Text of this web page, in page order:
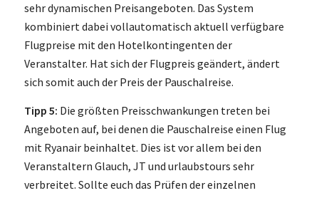
sehr dynamischen Preisangeboten. Das System
kombiniert dabei vollautomatisch aktuell verfügbare
Flugpreise mit den Hotelkontingenten der
Veranstalter. Hat sich der Flugpreis geändert, ändert
sich somit auch der Preis der Pauschalreise.
Tipp 5: Die größten Preisschwankungen treten bei
Angeboten auf, bei denen die Pauschalreise einen Flug
mit Ryanair beinhaltet. Dies ist vor allem bei den
Veranstaltern Glauch, JT und urlaubstours sehr
verbreitet. Sollte euch das Prüfen der einzelnen